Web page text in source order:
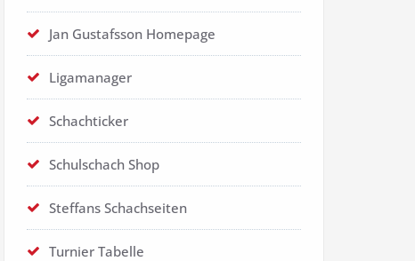
Jan Gustafsson Homepage
Ligamanager
Schachticker
Schulschach Shop
Steffans Schachseiten
Turnier Tabelle